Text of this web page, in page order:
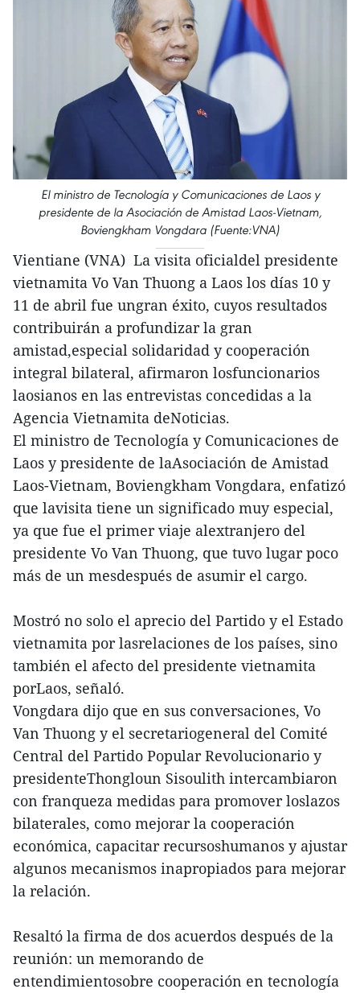
El ministro de Tecnología y Comunicaciones de Laos y
presidente de la Asociación de Amistad Laos-Vietnam,
Boviengkham Vongdara (Fuente:VNA)
Vientiane (VNA) La visita oficialdel presidente
vietnamita Vo Van Thuong a Laos los días 10 y
11 de abril fue ungran éxito, cuyos resultados
contribuirán a profundizar la gran
amistad,especial solidaridad y cooperación
integral bilateral, afirmaron losfuncionarios
laosianos en las entrevistas concedidas a la
Agencia Vietnamita deNoticias.
El ministro de Tecnología y Comunicaciones de
Laos y presidente de laAsociación de Amistad
Laos-Vietnam, Boviengkham Vongdara, enfatizó
que lavisita tiene un significado muy especial,
ya que fue el primer viaje alextranjero del
presidente Vo Van Thuong, que tuvo lugar poco
más de un mesdespués de asumir el cargo.
Mostró no solo el aprecio del Partido y el Estado
vietnamita por lasrelaciones de los países, sino
también el afecto del presidente vietnamita
porLaos, señaló.
Vongdara dijo que en sus conversaciones, Vo
Van Thuong y el secretariogeneral del Comité
Central del Partido Popular Revolucionario y
presidenteThongloun Sisoulith intercambiaron
con franqueza medidas para promover loslazos
bilaterales, como mejorar la cooperación
económica, capacitar recursoshumanos y ajustar
algunos mecanismos inapropiados para mejorar
la relación.
Resaltó la firma de dos acuerdos después de la
reunión: un memorando de
entendimientosobre cooperación en tecnología